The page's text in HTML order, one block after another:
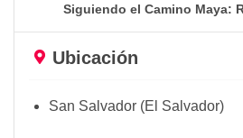
Siguiendo el Camino Maya:
Ubicación
San Salvador (El Salvador)